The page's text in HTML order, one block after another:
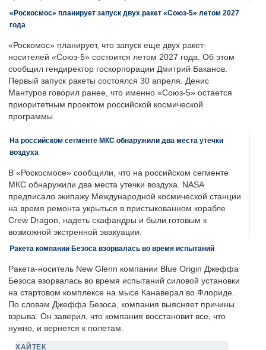
«Роскосмос» планирует запуск двух ракет «Союз-5» летом 2027
года
«Роскомос» планирует, что запуск еще двух ракет-
носителей «Союз-5» состоится летом 2027 года. Об этом
сообщил гендиректор госкорпорации Дмитрий Баканов.
Первый запуск ракеты состоялся 30 апреля. Денис
Мантуров говорил ранее, что именно «Союз-5» остается
приоритетным проектом российской космической
программы.
На российском сегменте МКС обнаружили два места утечки
воздуха
В «Роскосмосе» сообщили, что на российском сегменте
МКС обнаружили два места утечки воздуха. NASA
предписало экипажу Международной космической станции
на время ремонта укрыться в пристыкованном корабле
Crew Dragon, надеть скафандры и были готовым к
возможной экстренной эвакуации.
Ракета компании Безоса взорвалась во время испытаний
Ракета-носитель New Glenn компании Blue Origin Джеффа
Безоса взорвалась во время испытаний силовой установки
на стартовом комплексе на мысе Канаверал во Флориде.
По словам Джеффа Безоса, компания выясняет причины
взрыва. Он заверил, что компания восстановит все, что
нужно, и вернется к полетам.
ХАЙТЕК